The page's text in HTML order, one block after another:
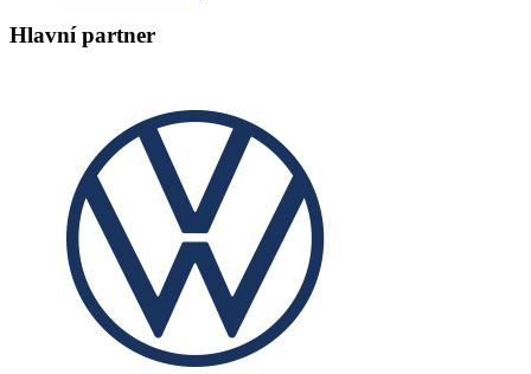
Hlavní partner